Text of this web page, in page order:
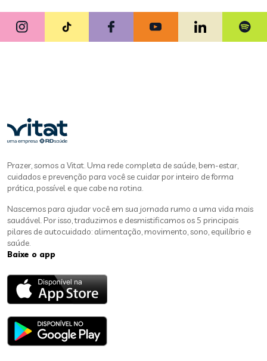
Prazer, somos a Vitat. Uma rede completa de saúde, bem-estar,
cuidados e prevenção para você se cuidar por inteiro de forma
prática, possível e que cabe na rotina.
Nascemos para ajudar você em sua jornada rumo a uma vida mais
saudável. Por isso, traduzimos e desmistificamos os 5 principais
pilares de autocuidado: alimentação, movimento, sono, equilíbrio e
saúde.
Baixe o app